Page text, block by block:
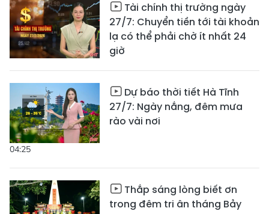
Tài chính thị trường ngày
27/7: Chuyển tiền tới tài khoản
lạ có thể phải chờ ít nhất 24
giờ
04:25
Dự báo thời tiết Hà Tĩnh
27/7: Ngày nắng, đêm mưa
rào vài nơi
Thắp sáng lòng biết ơn
trong đêm tri ân tháng Bảy